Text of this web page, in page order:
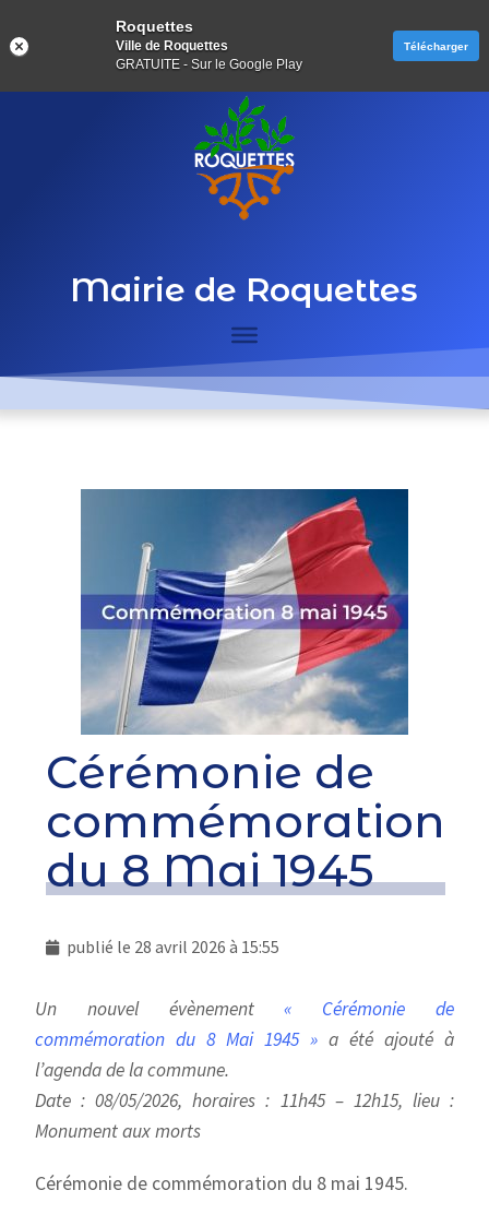
Mairie de Roquettes
Cérémonie de
commémoration
du 8 Mai 1945
publié le 28 avril 2026 à 15:55
Un nouvel évènement« Cérémonie de
commémoration du 8 Mai 1945 »a été ajouté à
l’agenda de la commune.
Date : 08/05/2026, horaires : 11h45 – 12h15, lieu :
Monument aux morts
Cérémonie de commémoration du 8 mai 1945.
Roquettes
Ville de Roquettes
GRATUITE - Sur le Google Play
Télécharger